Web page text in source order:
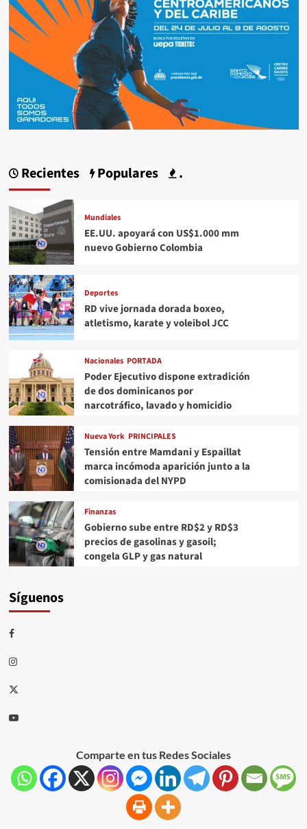
Recientes Populares .
Mundiales
EE.UU. apoyará con US$1.000 mm
nuevo Gobierno Colombia
Deportes
RD vive jornada dorada boxeo,
atletismo, karate y voleibol JCC
Nacionales PORTADA
Poder Ejecutivo dispone extradición
de dos dominicanos por
narcotráfico, lavado y homicidio
Nueva York PRINCIPALES
Tensión entre Mamdani y Espaillat
marca incómoda aparición junto a la
comisionada del NYPD
Finanzas
Gobierno sube entre RD$2 y RD$3
precios de gasolinas y gasoil;
congela GLP y gas natural
Síguenos
Comparte en tus Redes Sociales